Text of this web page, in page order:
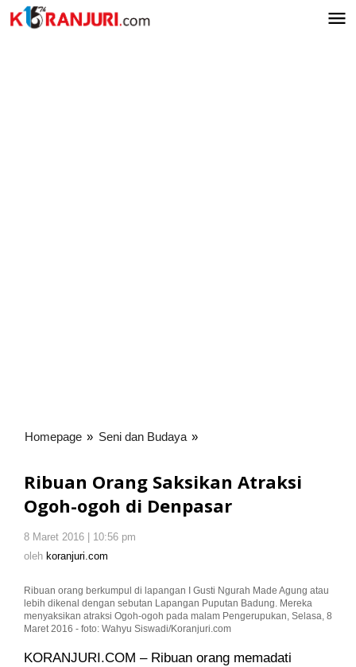
Lewati
ke
Homepage » Seni dan Budaya »
Atraksi
Ogoh-
Ribuan Orang Saksikan Atraksi
Ogoh-ogoh di Denpasar
8 Maret 2016 | 10:56 pm
oleh koranjuri.com
Ribuan orang berkumpul di lapangan I Gusti Ngurah Made Agung atau
lebih dikenal dengan sebutan Lapangan Puputan Badung. Mereka
menyaksikan atraksi Ogoh-ogoh pada malam Pengerupukan, Selasa, 8
Maret 2016 - foto: Wahyu Siswadi/Koranjuri.com
KORANJURI.COM – Ribuan orang memadati